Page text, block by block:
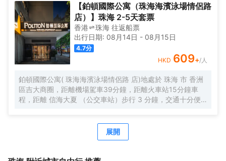
600米，城市地標一一珠海漁女，城市陽台。左側600米珠
海歌劇院（日月貝），距離港珠澳大橋12分鐘。拱北、青茂
口岸20分鐘。酒店前後50米公交線路覆蓋全珠海。 酒店傾
力打造“寬敞高雅空間”優質床品衞浴，完備設施服務，為您提
供優質的住宿服務 酒店中央空調冷暖可調，特色落地窗直觀
海景和海霞公園，欣賞東方海上日出，港珠澳大橋。中西結
合的自助早餐，配以廣東特色，一天的愉快從豐富營養的早
餐開始。
【鉑頓國際公寓（珠海海濱泳場情侶路
店）】珠海 2-5天套票
香港 珠海 往返船票
出行日期: 08月14日 - 08月15日
4.7分
HKD 609+/人
鉑頓國際公寓( 珠海海濱泳場情侶路 店)地處於 珠海 市 香洲
區吉大商圈，距離機場駕車39分鐘，距離火車站15分鐘車
程，距離 信海大夏 （公交車站）步行 3 分鐘，交通十分便
配套有餐廳、洗衣房、健身房、等公共空間，旅客在享受舒
適住宿的同時，也能輕鬆滿足各種休閒與商務需求。客房分
展開